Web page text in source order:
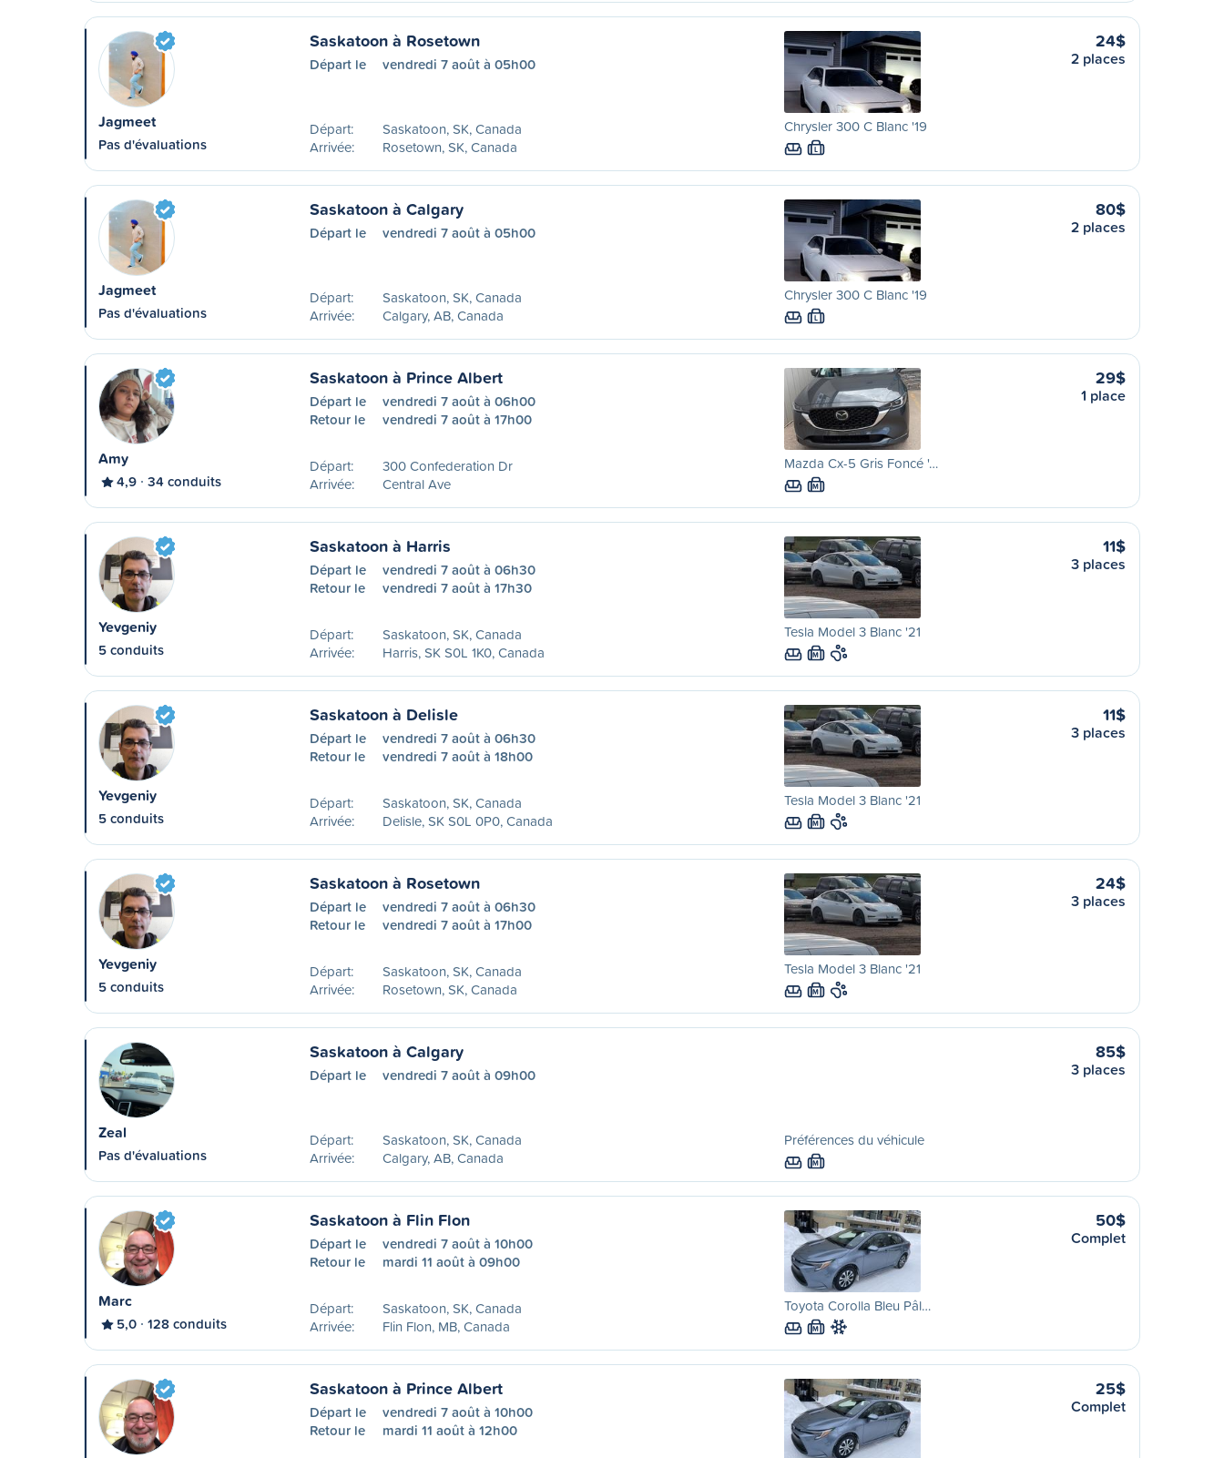
Jagmeet
Pas d'évaluations
Saskatoon à Rosetown
Départ le vendredi 7 août à 05h00
Départ:
Saskatoon, SK, Canada
Arrivée:
Rosetown, SK, Canada
Chrysler 300 C Blanc '19
L
24$
2 places
Jagmeet
Pas d'évaluations
Saskatoon à Calgary
Départ le vendredi 7 août à 05h00
Départ:
Saskatoon, SK, Canada
Arrivée:
Calgary, AB, Canada
Chrysler 300 C Blanc '19
L
80$
2 places
Amy
4,9 34 conduits
Saskatoon à Prince Albert
Départ le
vendredi 7 août à 06h00
Retour le
vendredi 7 août à 17h00
Départ:
300 Confederation Dr
Arrivée:
Central Ave
Mazda Cx-5 Gris Foncé '…
M
29$
1 place
Yevgeniy
5 conduits
Saskatoon à Harris
Départ le
vendredi 7 août à 06h30
Retour le
vendredi 7 août à 17h30
Départ:
Saskatoon, SK, Canada
Arrivée:
Harris, SK S0L 1K0, Canada
Tesla Model 3 Blanc '21
M
11$
3 places
Yevgeniy
5 conduits
Saskatoon à Delisle
Départ le
vendredi 7 août à 06h30
Retour le
vendredi 7 août à 18h00
Départ:
Saskatoon, SK, Canada
Arrivée:
Delisle, SK S0L 0P0, Canada
Tesla Model 3 Blanc '21
M
11$
3 places
Yevgeniy
5 conduits
Saskatoon à Rosetown
Départ le
vendredi 7 août à 06h30
Retour le
vendredi 7 août à 17h00
Départ:
Saskatoon, SK, Canada
Arrivée:
Rosetown, SK, Canada
Tesla Model 3 Blanc '21
M
24$
3 places
Zeal
Pas d'évaluations
Saskatoon à Calgary
Départ le vendredi 7 août à 09h00
Départ:
Saskatoon, SK, Canada
Arrivée:
Calgary, AB, Canada
Préférences du véhicule
M
85$
3 places
Marc
5,0 128 conduits
Saskatoon à Flin Flon
Départ le
vendredi 7 août à 10h00
Retour le
mardi 11 août à 09h00
Départ:
Saskatoon, SK, Canada
Arrivée:
Flin Flon, MB, Canada
Toyota Corolla Bleu Pâl…
M
50$
Complet
Saskatoon à Prince Albert
Départ le
vendredi 7 août à 10h00
Retour le
mardi 11 août à 12h00
25$
Complet